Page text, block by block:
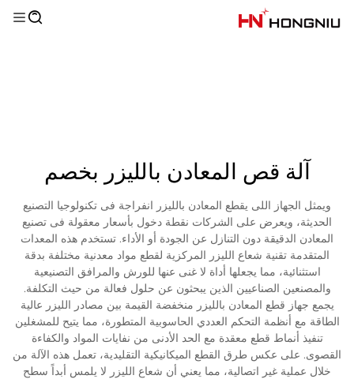
آلة قص المعادن بالليزر بخصم
ويمثل الجهاز اللى يقطع المعادن بالليزر انفراجة فى تكنولوجيا التصنيع
الحديثة، ويعرض على الشركات نقطة دخول بأسعار معقولة فى تصنيع
المعادن الدقيقة دون التنازل عن الجودة أو الأداء. تستخدم هذه المعدات
المتقدمة تقنية شعاع الليزر المركزية لقطع مواد معدنية مختلفة بدقة
استثنائية، مما يجعلها أداة لا غنى عنها للورش والمرافق التصنيعية
والمصنعين الصناعيين الذين يبحثون عن حلول فعالة من حيث التكلفة.
يجمع جهاز قطع المعادن بالليزر منخفضة القيمة بين مصادر الليزر عالية
الطاقة مع أنظمة التحكم العددي الحاسوبية المتطورة، مما يتيح للمشغلين
تنفيذ أنماط قطع معقدة مع الحد الأدنى من نفايات المواد والكفاءة
القصوى. على عكس طرق القطع الميكانيكية التقليدية، تعمل هذه الآلة من
خلال عملية غير اتصالية، مما يعني أن شعاع الليزر لا يلمس أبداً سطح